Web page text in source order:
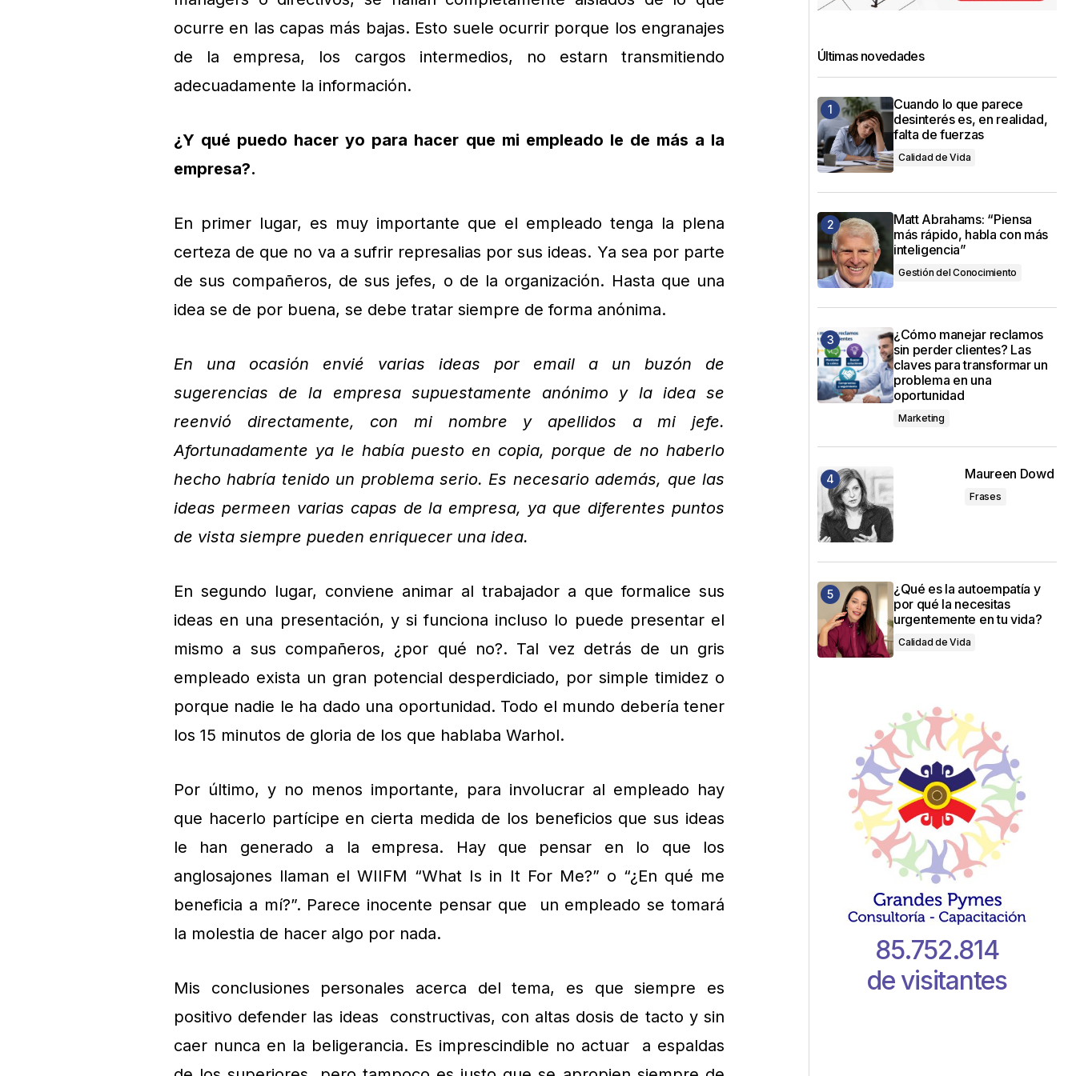
ocurre en las capas más bajas. Esto suele ocurrir porque los engranajes
de la empresa, los cargos intermedios, no estarn transmitiendo
adecuadamente la información.
¿Y qué puedo hacer yo para hacer que mi empleado le de más a la
empresa?.
En primer lugar, es muy importante que el empleado tenga la plena
certeza de que no va a sufrir represalias por sus ideas. Ya sea por parte
de sus compañeros, de sus jefes, o de la organización. Hasta que una
idea se de por buena, se debe tratar siempre de forma anónima.
En una ocasión envié varias ideas por email a un buzón de
sugerencias de la empresa supuestamente anónimo y la idea se
reenvió directamente, con mi nombre y apellidos a mi jefe.
Afortunadamente ya le había puesto en copia, porque de no haberlo
hecho habría tenido un problema serio. Es necesario además, que las
ideas permeen varias capas de la empresa, ya que diferentes puntos
de vista siempre pueden enriquecer una idea.
En segundo lugar, conviene animar al trabajador a que formalice sus
ideas en una presentación, y si funciona incluso lo puede presentar el
mismo a sus compañeros, ¿por qué no?. Tal vez detrás de un gris
empleado exista un gran potencial desperdiciado, por simple timidez o
porque nadie le ha dado una oportunidad. Todo el mundo debería tener
los 15 minutos de gloria de los que hablaba Warhol.
Por último, y no menos importante, para involucrar al empleado hay
que hacerlo partícipe en cierta medida de los beneficios que sus ideas
le han generado a la empresa. Hay que pensar en lo que los
anglosajones llaman el WIIFM “What Is in It For Me?” o “¿En qué me
beneficia a mí?”. Parece inocente pensar que un empleado se tomará
la molestia de hacer algo por nada.
Mis conclusiones personales acerca del tema, es que siempre es
positivo defender las ideas constructivas, con altas dosis de tacto y sin
caer nunca en la beligerancia. Es imprescindible no actuar a espaldas
Últimas novedades
Cuando lo que parece
desinterés es, en realidad,
falta de fuerzas
Calidad de Vida
Matt Abrahams: “Piensa
más rápido, habla con más
inteligencia”
Gestión del Conocimiento
¿Cómo manejar reclamos
sin perder clientes? Las
claves para transformar un
problema en una
oportunidad
Marketing
Maureen Dowd
Frases
¿Qué es la autoempatía y
por qué la necesitas
urgentemente en tu vida?
Calidad de Vida
85.752.814
de visitantes